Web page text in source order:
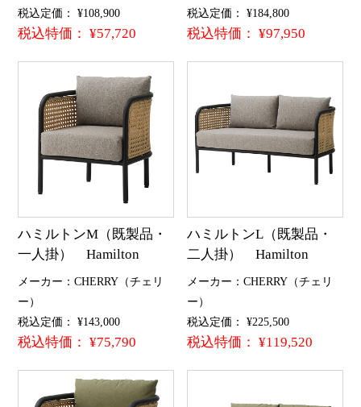
税込定価： ¥108,900
税込特価： ¥57,720
税込定価： ¥184,800
税込特価： ¥97,950
ハミルトンM（既製品・
一人掛） Hamilton
メーカー：CHERRY（チェリ
ー）
税込定価： ¥143,000
税込特価： ¥75,790
ハミルトンL（既製品・
二人掛） Hamilton
メーカー：CHERRY（チェリ
ー）
税込定価： ¥225,500
税込特価： ¥119,520